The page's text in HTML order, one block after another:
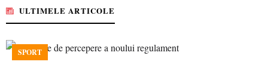
ULTIMELE ARTICOLE
SPORT